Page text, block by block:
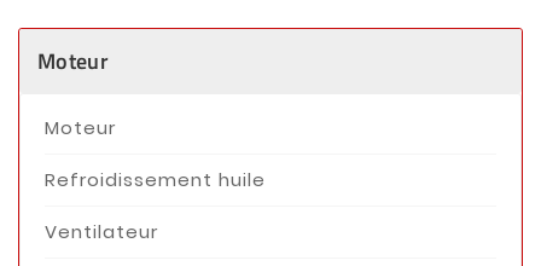
Moteur
Moteur
Refroidissement huile
Ventilateur